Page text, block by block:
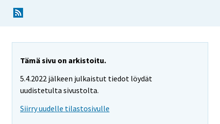
Tämä sivu on arkistoitu.
5.4.2022 jälkeen julkaistut tiedot löydät
uudistetulta sivustolta.
Siirry uudelle tilastosivulle